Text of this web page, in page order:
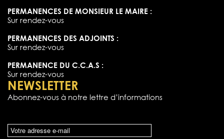
PERMANENCES DE MONSIEUR LE MAIRE :
Sur rendez-vous
PERMANENCES DES ADJOINTS :
Sur rendez-vous
PERMANENCE DU C.C.A.S :
Sur rendez-vous
NEWSLETTER
Abonnez-vous à notre lettre d’informations